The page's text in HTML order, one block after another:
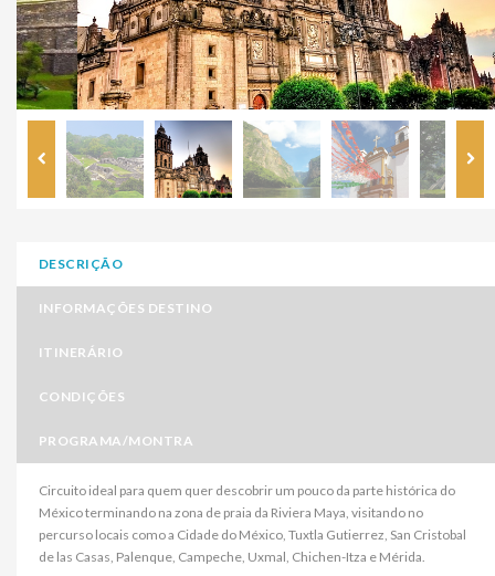
DESCRIÇÃO
INFORMAÇÕES DESTINO
ITINERÁRIO
CONDIÇÕES
PROGRAMA/MONTRA
Circuito ideal para quem quer descobrir um pouco da parte histórica do
México terminando na zona de praia da Riviera Maya, visitando no
percurso locais como a Cidade do México, Tuxtla Gutierrez, San Cristobal
de las Casas, Palenque, Campeche, Uxmal, Chichen-Itza e Mérida.